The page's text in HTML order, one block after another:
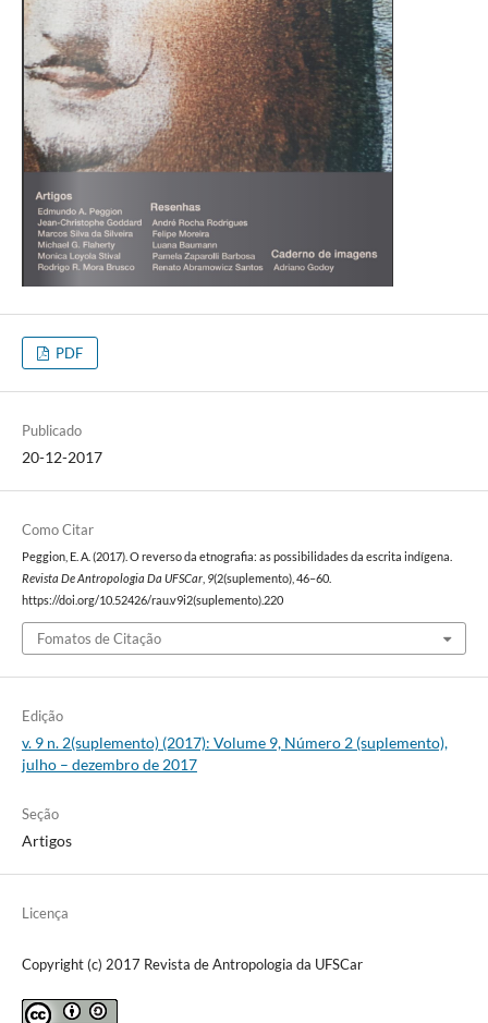
PDF
Publicado
20-12-2017
Como Citar
Peggion, E. A. (2017). O reverso da etnografia: as possibilidades da escrita indígena.
Revista De Antropologia Da UFSCar, 9(2(suplemento), 46–60.
https://doi.org/10.52426/rau.v9i2(suplemento).220
Fomatos de Citação
Edição
v. 9 n. 2(suplemento) (2017): Volume 9, Número 2 (suplemento),
julho – dezembro de 2017
Seção
Artigos
Licença
Copyright (c) 2017 Revista de Antropologia da UFSCar